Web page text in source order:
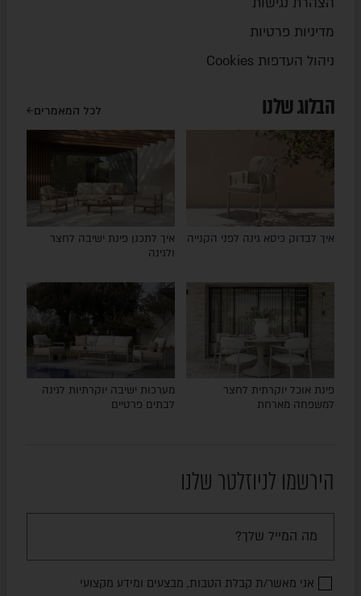
מדיניות פרטיות
ניהול העדפות Cookies
הבלוג שלנו לכל המאמרים
איך לבדוק כיסא גינה לפני הקנייה
איך לתכנן פינת ישיבה לחצר
ולגינה
פינת אוכל יוקרתית לחצר
למשפחה מארחת
מערכות ישיבה יוקרתיות לגינה
לבתים פרטיים
הירשמו לניוזלטר שלנו
אני מאשר/ת קבלת הטבות, מבצעים ומידע מקצועי